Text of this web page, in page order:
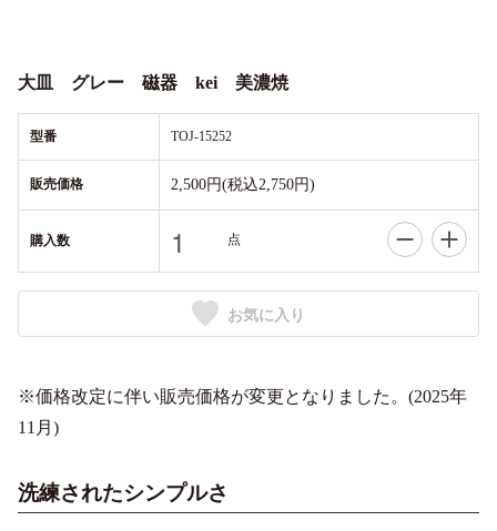
大皿 グレー 磁器 kei 美濃焼
型番 TOJ-15252
販売価格 2,500円(税込2,750円)
購入数 点
お気に入り
※価格改定に伴い販売価格が変更となりました。(2025年
11月)
洗練されたシンプルさ